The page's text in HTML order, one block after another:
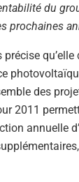
du
prochaines
des
2011
annuelle